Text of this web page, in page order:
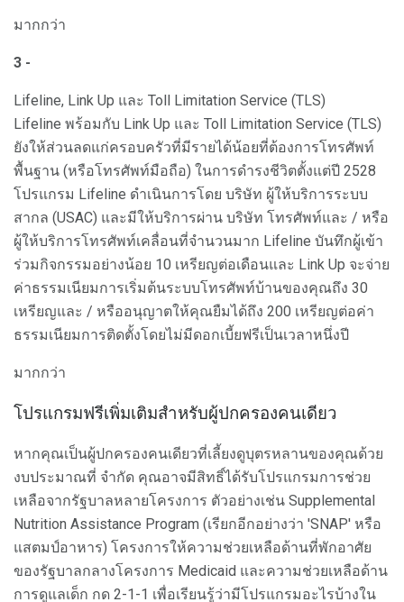
มากกว่า
3 -
Lifeline, Link Up และ Toll Limitation Service (TLS)
Lifeline พร้อมกับ Link Up และ Toll Limitation Service (TLS)
ยังให้ส่วนลดแก่ครอบครัวที่มีรายได้น้อยที่ต้องการโทรศัพท์
พื้นฐาน (หรือโทรศัพท์มือถือ) ในการดำรงชีวิตตั้งแต่ปี 2528
โปรแกรม Lifeline ดำเนินการโดย บริษัท ผู้ให้บริการระบบ
สากล (USAC) และมีให้บริการผ่าน บริษัท โทรศัพท์และ / หรือ
ผู้ให้บริการโทรศัพท์เคลื่อนที่จำนวนมาก Lifeline บันทึกผู้เข้า
ร่วมกิจกรรมอย่างน้อย 10 เหรียญต่อเดือนและ Link Up จะจ่าย
ค่าธรรมเนียมการเริ่มต้นระบบโทรศัพท์บ้านของคุณถึง 30
เหรียญและ / หรืออนุญาตให้คุณยืมได้ถึง 200 เหรียญต่อค่า
ธรรมเนียมการติดตั้งโดยไม่มีดอกเบี้ยฟรีเป็นเวลาหนึ่งปี
มากกว่า
โปรแกรมฟรีเพิ่มเติมสำหรับผู้ปกครองคนเดียว
หากคุณเป็นผู้ปกครองคนเดียวที่เลี้ยงดูบุตรหลานของคุณด้วย
งบประมาณที่ จำกัด คุณอาจมีสิทธิ์ได้รับโปรแกรมการช่วย
เหลือจากรัฐบาลหลายโครงการ ตัวอย่างเช่น Supplemental
Nutrition Assistance Program (เรียกอีกอย่างว่า 'SNAP' หรือ
แสตมป์อาหาร) โครงการให้ความช่วยเหลือด้านที่พักอาศัย
ของรัฐบาลกลางโครงการ Medicaid และความช่วยเหลือด้าน
การดูแลเด็ก กด 2-1-1 เพื่อเรียนรู้ว่ามีโปรแกรมอะไรบ้างใน